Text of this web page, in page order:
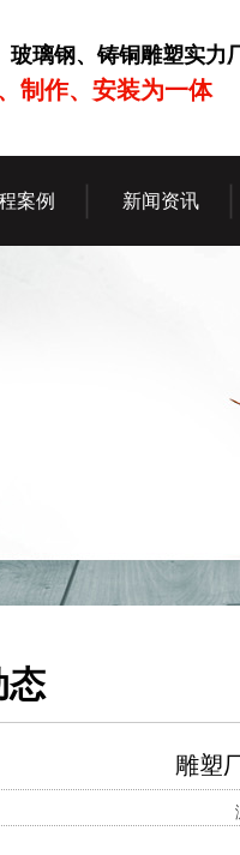
玻璃钢、铸铜雕塑实力
制作、安装为一体
案例 新闻资讯
态
雕塑